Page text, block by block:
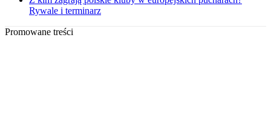
Rywale i terminarz
Promowane treści